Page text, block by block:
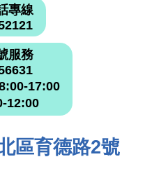
專線
服務
17:00
12:00
區育德路2號